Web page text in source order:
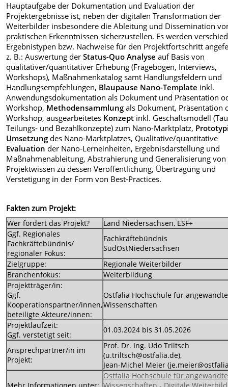
Hauptaufgabe der Dokumentation und Evaluation der
Projektergebnisse ist, neben der digitalen Transformation der
Weiterbilder insbesondere die Ableitung und Dissemination
praktischen Erkenntnissen sicherzustellen. Es werden
Ergebnistypen bzw. Nachweise für den Projektfortschritt
z. B.: Auswertung derStatus-Quo Analyse auf Basis von
qualitativer/quantitativer Erhebung (Fragebögen, Interviews,
Workshops), Maßnahmenkatalog samt Handlungsfeldern und
Handlungsempfehlungen, Blaupause Nano-Template inkl.
Anwendungsdokumentation als Dokument und Präsentation
Workshop, Methodensammlung als Dokument, Präsentation
Workshop, ausgearbeitetes Konzept inkl. Geschäftsmodell
Teilungs- und Bezahlkonzepte) zum Nano-Marktplatz,
Umsetzung des Nano-Marktplatzes, Qualitative/quantitative
Evaluation der Nano-Lerneinheiten, Ergebnisdarstellung und
Maßnahmenableitung, Abstrahierung und Generalisierung von
Projektwissen zu dessen Veröffentlichung, Übertragung und
Verstetigung in der Form von Best-Practices.
Fakten zum Projekt:
Wer fördert das Projekt?
Land Niedersachsen, ESF+
Ggf. Regionales
Fachkräftebündnis/
regionaler Fokus:
Fachkräftebündnis
SüdOstNiedersachsen
Zielgruppe:
Regionale Weiterbilder
Branchenfokus:
Weiterbildung
Projektträger/in:
Ggf.
Kooperationspartner/innen,
beteiligte Akteure/innen:
Ostfalia Hochschule für angewandte
Wissenschaften
Projektlaufzeit:
Ggf. verstetigt seit:
01.03.2024 bis 31.05.2026
Ansprechpartner/in im
Projekt:
Prof. Dr. Ing. Udo Triltsch
(u.triltsch@ostfalia.de),
Jean-Michel Meier
Ostfalia Hochschule für angewandte